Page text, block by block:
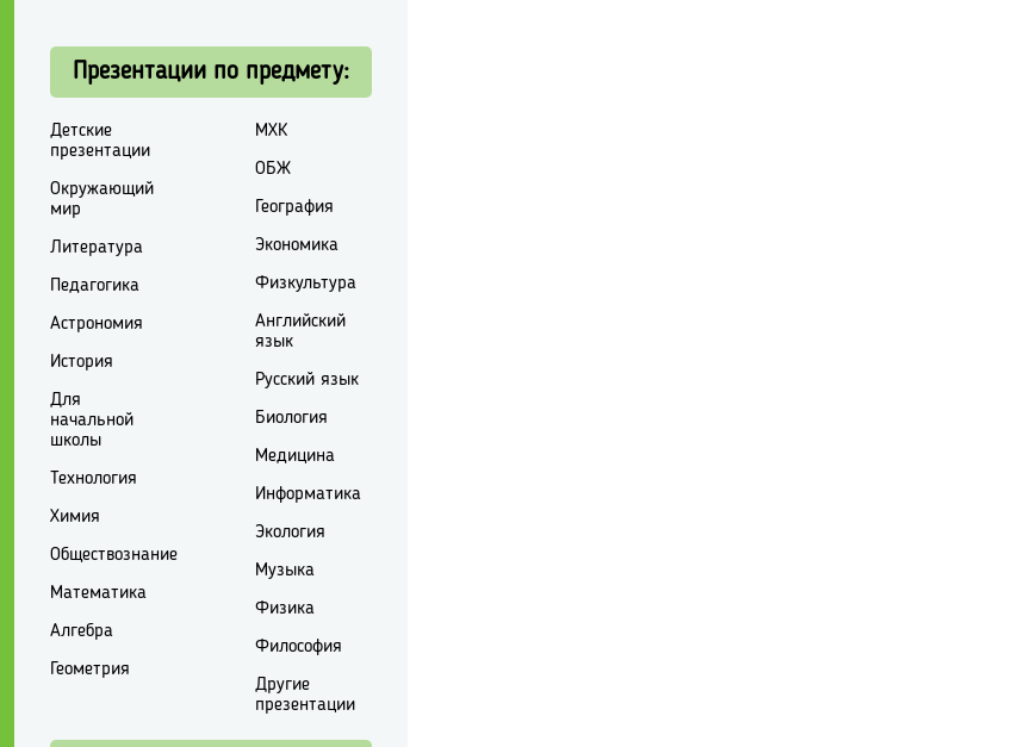
Презентации по предмету:
Детские
презентации
Окружающий
мир
Литература
Педагогика
Астрономия
История
Для
начальной
школы
Технология
Химия
Обществознание
Математика
Алгебра
Геометрия
МХК
ОБЖ
География
Экономика
Физкультура
Английский
язык
Русский язык
Биология
Медицина
Информатика
Экология
Музыка
Физика
Философия
Другие
презентации